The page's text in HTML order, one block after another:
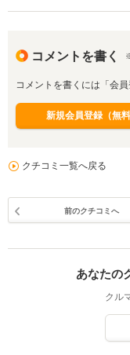
コメントを書く
コメントを書くには「会員
新規会員登録（無料
クチコミ一覧へ戻る
前のクチコミへ
あなたの
クル